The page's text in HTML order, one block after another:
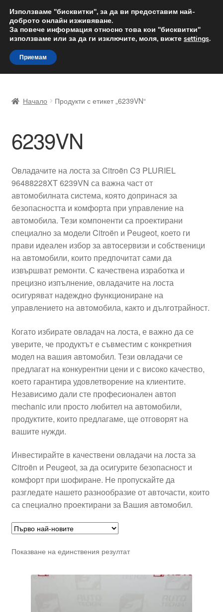
ДОСТАВКА от 12 лв.
Доставка по целия свят
Skip
to
navigation
Skip
to
content
Доставка по целия свят
Жалби
Количка
Контакт
Моята сметка
Плащанията
Политика за поверителност
Процедура за рекламации
Разгледайте
Транспорт
Начало Продукти с етикет „6239VN“
6239VN
Овладачите на лоста за Citroën C3 PLURIEL
96488228XT 6239VN са важна част от
автомобилната система, която допринася за
безопасността и комфорта при управление на
автомобила. Тези компоненти са проектирани
специално за модели Citroën и Peugeot, което ги
прави идеален избор за автосервизи и собственици
на автомобили, които предпочитат сами да
извършват ремонти. С качествена изработка и
прецизно изпълнение, овладачите на лоста
осигуряват надеждно функциониране на
управлението на автомобила, както и дълготрайност.
Когато избирате овладач на лоста, е важно да се
уверите, че продуктът е съвместим с конкретния
модел на вашия автомобил. Тези овладачи се
предлагат на конкурентни цени и с високо качество,
което гарантира удовлетворение на клиентите.
Независимо дали сте професионален автоп
mechanic или просто любител на автомобили,
продуктите, които предлагаме, ще отговорят на
вашите нужди.
Инвестирайте в качествени овладачи на лоста за
Citroën и Peugeot, за да осигурите безопасност и
комфорт при шофиране. Не пропускайте да
разгледате нашето разнообразие от авточасти, които
са специално проектирани за Вашия автомобил.
Показване на единствения резултат
Използваме "бисквитки", за да ви предоставим най-
доброто онлайн изживяване.
За повече информация относно това кои "бисквитки"
използваме или за да ги изключите, моля, вижте settings.
Приемам